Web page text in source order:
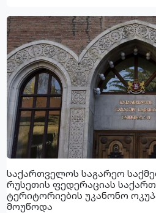
საქართველოს საგარეო
რუსეთის ფედერაციას
ტერიტორიების უკანონო
მოუწოდა